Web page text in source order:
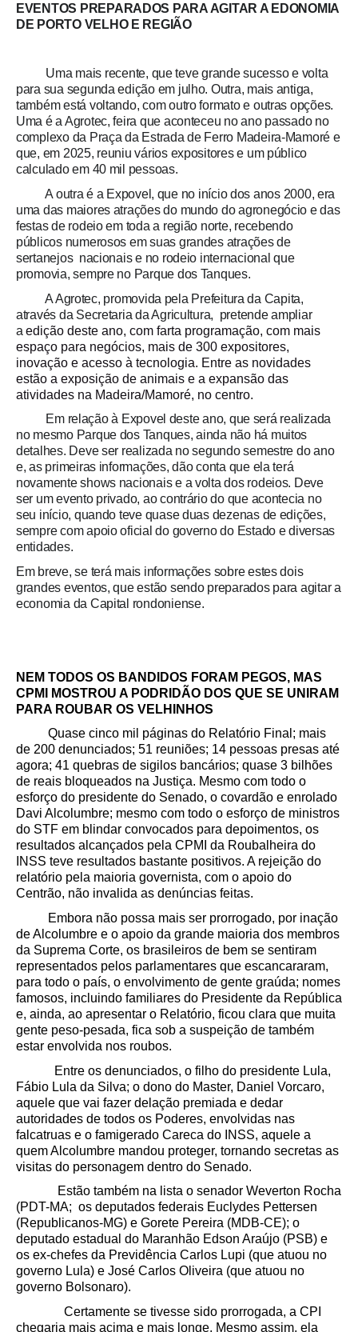
EVENTOS PREPARADOS PARA AGITAR A EDONOMIA
DE PORTO VELHO E REGIÃO
Uma mais recente, que teve grande sucesso e volta
para sua segunda edição em julho. Outra, mais antiga,
também está voltando, com outro formato e outras opções.
Uma é a Agrotec, feira que aconteceu no ano passado no
complexo da Praça da Estrada de Ferro Madeira-Mamoré e
que, em 2025, reuniu vários expositores e um público
calculado em 40 mil pessoas.
A outra é a Expovel, que no início dos anos 2000, era
uma das maiores atrações do mundo do agronegócio e das
festas de rodeio em toda a região norte, recebendo
públicos numerosos em suas grandes atrações de
sertanejos nacionais e no rodeio internacional que
promovia, sempre no Parque dos Tanques.
A Agrotec, promovida pela Prefeitura da Capita,
através da Secretaria da Agricultura, pretende ampliar
aedição deste ano, com farta programação, com mais
espaço para negócios, mais de 300 expositores,
inovação e acesso à tecnologia. Entre as novidades
estão a exposição de animais e a expansão das
atividades na Madeira/Mamoré, no centro.
Em relação à Expovel deste ano, que será realizada
no mesmo Parque dos Tanques, ainda não há muitos
detalhes. Deve ser realizada no segundo semestre do ano
e, as primeiras informações, dão conta que ela terá
novamente shows nacionais e a volta dos rodeios. Deve
ser um evento privado, ao contrário do que acontecia no
seu início, quando teve quase duas dezenas de edições,
sempre com apoio oficial do governo do Estado e diversas
entidades.
Em breve, se terá mais informações sobre estes dois
grandes eventos, que estão sendo preparados para agitar a
economia da Capital rondoniense.
NEM TODOS OS BANDIDOS FORAM PEGOS, MAS
CPMI MOSTROU A PODRIDÃO DOS QUE SE UNIRAM
PARA ROUBAR OS VELHINHOS
Quase cinco mil páginas do Relatório Final; mais
de 200 denunciados; 51 reuniões; 14 pessoas presas até
agora; 41 quebras de sigilos bancários; quase 3 bilhões
de reais bloqueados na Justiça. Mesmo com todo o
esforço do presidente do Senado, o covardão e enrolado
Davi Alcolumbre; mesmo com todo o esforço de ministros
do STF em blindar convocados para depoimentos, os
resultados alcançados pela CPMI da Roubalheira do
INSS teve resultados bastante positivos. A rejeição do
relatório pela maioria governista, com o apoio do
Centrão, não invalida as denúncias feitas.
Embora não possa mais ser prorrogado, por inação
de Alcolumbre e o apoio da grande maioria dos membros
da Suprema Corte, os brasileiros de bem se sentiram
representados pelos parlamentares que escancararam,
para todo o país, o envolvimento de gente graúda; nomes
famosos, incluindo familiares do Presidente da República
e, ainda, ao apresentar o Relatório, ficou clara que muita
gente peso-pesada, fica sob a suspeição de também
estar envolvida nos roubos.
Entre os denunciados, o filho do presidente Lula,
Fábio Lula da Silva; o dono do Master, Daniel Vorcaro,
aquele que vai fazer delação premiada e dedar
autoridades de todos os Poderes, envolvidas nas
falcatruas e o famigerado Careca do INSS, aquele a
quem Alcolumbre mandou proteger, tornando secretas as
visitas do personagem dentro do Senado.
Estão também na lista o senador Weverton Rocha
(PDT-MA; os deputados federais Euclydes Pettersen
(Republicanos-MG) e Gorete Pereira (MDB-CE); o
deputado estadual do Maranhão Edson Araújo (PSB) e
os ex-chefes da Previdência Carlos Lupi (que atuou no
governo Lula) e José Carlos Oliveira (que atuou no
governo Bolsonaro).
Certamente se tivesse sido prorrogada, a CPI
chegaria mais acima e mais longe. Mesmo assim, ela